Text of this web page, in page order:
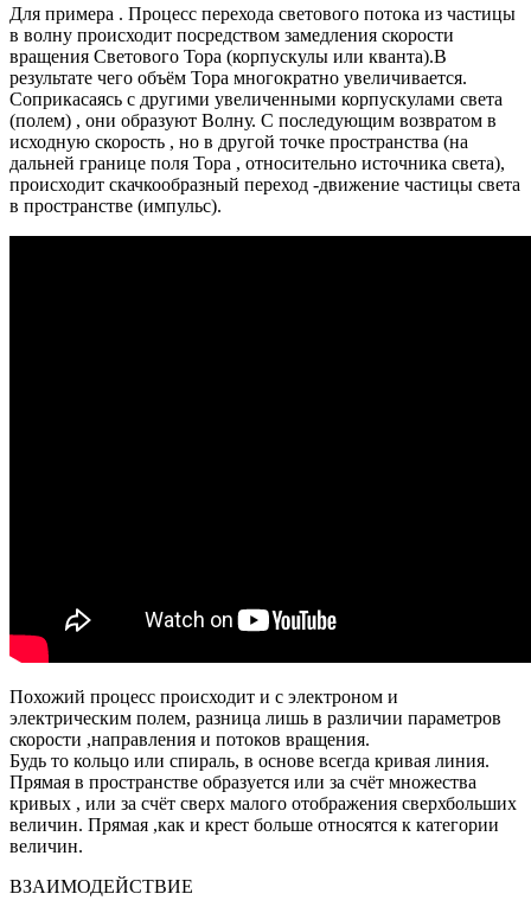
Для примера . Процесс перехода светового потока из частицы
в волну происходит посредством замедления скорости
вращения Светового Тора (корпускулы или кванта).В
результате чего объём Тора многократно увеличивается.
Соприкасаясь с другими увеличенными корпускулами света
(полем) , они образуют Волну. С последующим возвратом в
исходную скорость , но в другой точке пространства (на
дальней границе поля Тора , относительно источника света),
происходит скачкообразный переход -движение частицы света
в пространстве (импульс).
Похожий процесс происходит и с электроном и
электрическим полем, разница лишь в различии параметров
скорости ,направления и потоков вращения.
Будь то кольцо или спираль, в основе всегда кривая линия.
Прямая в пространстве образуется или за счёт множества
кривых , или за счёт сверх малого отображения сверхбольших
величин. Прямая ,как и крест больше относятся к категории
величин.
ВЗАИМОДЕЙСТВИЕ